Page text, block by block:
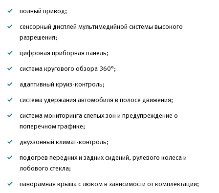
полный привод;
сенсорный дисплей мультимедийной системы высокого
разрешения;
цифровая приборная панель;
система кругового обзора 360°;
адаптивный круиз-контроль;
система удержания автомобиля в полосе движения;
система мониторинга слепых зон и предупреждение о
поперечном трафике;
двухзонный климат-контроль;
подогрев передних и задних сидений, рулевого колеса и
лобового стекла;
панорамная крыша с люком в зависимости от комплектации;